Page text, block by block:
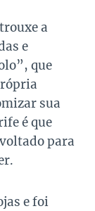
a
e
que
sua
é que
para
e foi